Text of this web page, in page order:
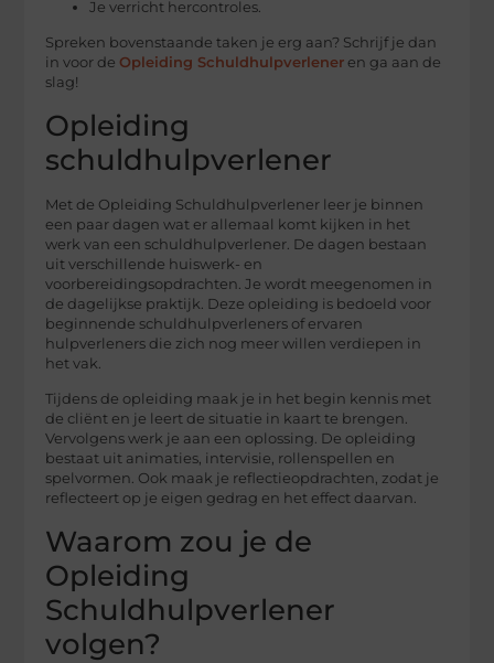
Je verricht hercontroles.
Spreken bovenstaande taken je erg aan? Schrijf je dan
in voor deOpleiding Schuldhulpverlener en ga aan de
slag!
Opleiding
schuldhulpverlener
Met de Opleiding Schuldhulpverlener leer je binnen
een paar dagen wat er allemaal komt kijken in het
werk van een schuldhulpverlener. De dagen bestaan
uit verschillende huiswerk- en
voorbereidingsopdrachten. Je wordt meegenomen in
de dagelijkse praktijk. Deze opleiding is bedoeld voor
beginnende schuldhulpverleners of ervaren
hulpverleners die zich nog meer willen verdiepen in
het vak.
Tijdens de opleiding maak je in het begin kennis met
de cliënt en je leert de situatie in kaart te brengen.
Vervolgens werk je aan een oplossing. De opleiding
bestaat uit animaties, intervisie, rollenspellen en
spelvormen. Ook maak je reflectieopdrachten, zodat je
reflecteert op je eigen gedrag en het effect daarvan.
Waarom zou je de
Opleiding
Schuldhulpverlener
volgen?